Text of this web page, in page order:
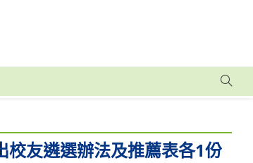
友遴選辦法及推薦表各1份